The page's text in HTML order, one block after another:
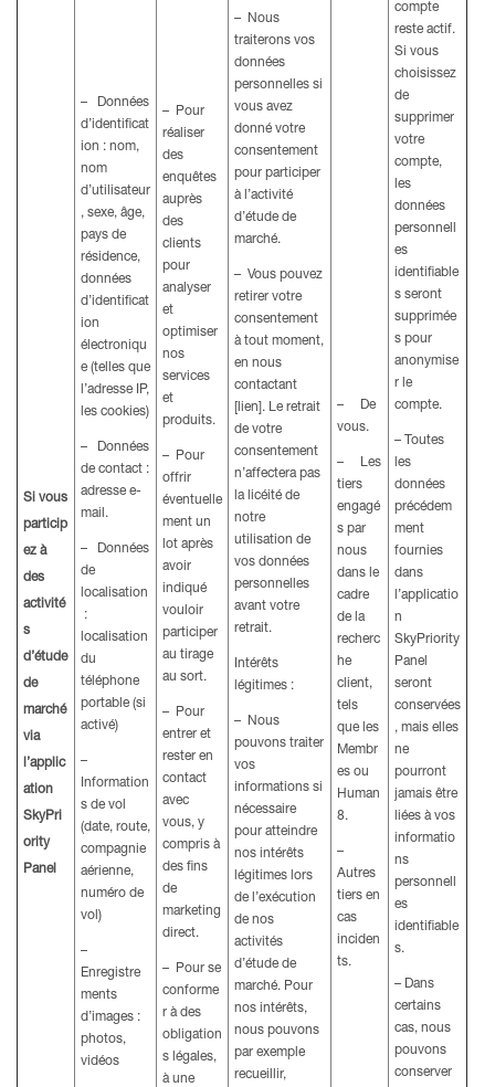
Si vous
particip
ez à
des
activité
s
d’étude
de
marché
via
l’applic
ation
SkyPri
ority
Panel
– Données
d’identificat
ion : nom,
nom
d’utilisateur
, sexe, âge,
pays de
résidence,
données
d’identificat
ion
électroniqu
e (telles que
l’adresse IP,
les cookies)
– Données
de contact :
adresse e-
mail.
– Données
de
localisation
:
localisation
du
téléphone
portable (si
activé)
–
Information
s de vol
(date, route,
compagnie
aérienne,
numéro de
vol)
–
Enregistre
ments
d’images :
photos,
vidéos
– Pour
réaliser
des
enquêtes
auprès
des
clients
pour
analyser
et
optimiser
nos
services
et
produits.
– Pour
offrir
éventuelle
ment un
lot après
avoir
indiqué
vouloir
participer
au tirage
au sort.
– Pour
entrer et
rester en
contact
avec
vous, y
compris à
des fins
de
marketing
direct.
– Pour se
conforme
r à des
obligation
s légales,
à une
– Nous
traiterons vos
données
personnelles si
vous avez
donné votre
consentement
pour participer
à l’activité
d’étude de
marché.
– Vous pouvez
retirer votre
consentement
à tout moment,
en nous
contactant
[lien]. Le retrait
de votre
consentement
n’affectera pas
la licéité de
notre
utilisation de
vos données
personnelles
avant votre
retrait.
Intérêts
légitimes :
– Nous
pouvons traiter
vos
informations si
nécessaire
pour atteindre
nos intérêts
légitimes lors
de l’exécution
de nos
activités
d’étude de
marché. Pour
nos intérêts,
nous pouvons
par exemple
recueillir,
– De
vous.
– Les
tiers
engagé
s par
nous
dans le
cadre
de la
recherc
he
client,
tels
que les
Membr
es ou
Human
8.
–
Autres
tiers en
cas
inciden
ts.
compte
reste actif.
Si vous
choisissez
de
supprimer
votre
compte,
les
données
personnell
es
identifiable
s seront
supprimée
s pour
anonymise
r le
compte.
– Toutes
les
données
précédem
ment
fournies
dans
l’applicatio
n
SkyPriority
Panel
seront
conservées
, mais elles
ne
pourront
jamais être
liées à vos
informatio
ns
personnell
es
identifiable
s.
– Dans
certains
cas, nous
pouvons
conserver